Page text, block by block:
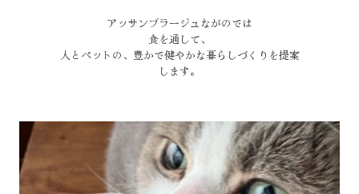
アッサンブラージュながのでは
食を通して、
人とペットの、豊かで健やかな暮らしづくりを提案